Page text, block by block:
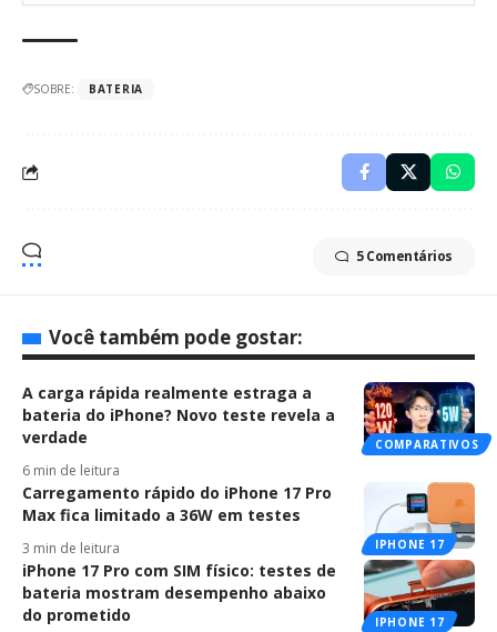
SOBRE: BATERIA
5 Comentários
Você também pode gostar:
COMPARATIVOS
A carga rápida realmente estraga a
bateria do iPhone? Novo teste revela a
verdade
6 min de leitura
IPHONE 17
Carregamento rápido do iPhone 17 Pro
Max fica limitado a 36W em testes
3 min de leitura
IPHONE 17
iPhone 17 Pro com SIM físico: testes de
bateria mostram desempenho abaixo
do prometido